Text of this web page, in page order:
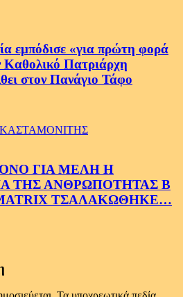
εμπόδισε «για πρώτη φορά
Καθολικό Πατριάρχη
στον Πανάγιο Τάφο
ΓΙΑ ΜΕΛΗ Η
ΤΗΣ ΑΝΘΡΩΠΟΤΗΤΑΣ Β
ΤΣΑΛΑΚΩΘΗΚΕ…